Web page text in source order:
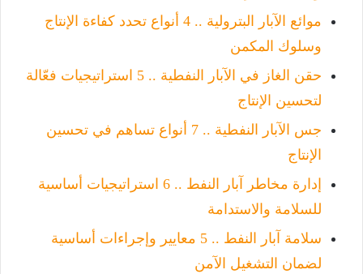
موائع الآبار البترولية .. 4 أنواع تحدد كفاءة الإنتاج
وسلوك المكمن
حقن الغاز في الآبار النفطية .. 5 استراتيجيات فعّالة
لتحسين الإنتاج
جس الآبار النفطية .. 7 أنواع تساهم في تحسين
الإنتاج
إدارة مخاطر آبار النفط .. 6 استراتيجيات أساسية
للسلامة والاستدامة
سلامة آبار النفط .. 5 معايير وإجراءات أساسية
لضمان التشغيل الآمن